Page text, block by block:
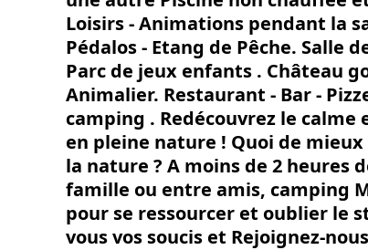
Loisirs - Animations pendant la
Pédalos - Etang de Pêche.
Parc de jeux enfants . Château
Animalier. Restaurant - Bar -
camping . Redécouvrez le
en pleine nature ! Quoi de
la nature ? A moins de 2 heures
famille ou entre amis, camping
pour se ressourcer et oublier le
vous vos soucis et Rejoignez-